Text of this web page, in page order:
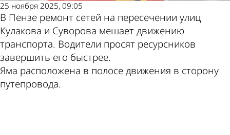
25 ноября 2025, 09:05
В Пензе ремонт сетей на пересечении улиц
Кулакова и Суворова мешает движению
транспорта. Водители просят ресурсников
завершить его быстрее.
Яма расположена в полосе движения в сторону
путепровода.